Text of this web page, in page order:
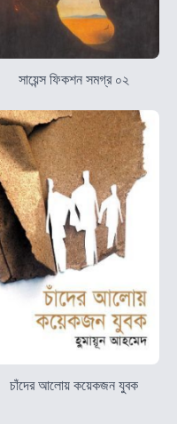
সায়েন্স ফিকশন সমগ্র ০২
চাঁদের আলোয় কয়েকজন যুবক